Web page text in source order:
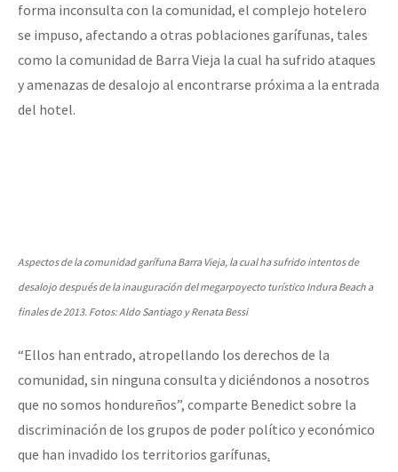
forma inconsulta con la comunidad, el complejo hotelero
se impuso, afectando a otras poblaciones garífunas, tales
como la comunidad de Barra Vieja la cual ha sufrido ataques
y amenazas de desalojo al encontrarse próxima a la entrada
del hotel.
Aspectos de la comunidad garífuna Barra Vieja, la cual ha sufrido intentos de
desalojo después de la inauguración del megarpoyecto turístico Indura Beach a
finales de 2013. Fotos: Aldo Santiago y Renata Bessi
“Ellos han entrado, atropellando los derechos de la
comunidad, sin ninguna consulta y diciéndonos a nosotros
que no somos hondureños”, comparte Benedict sobre la
discriminación de los grupos de poder político y económico
que han invadido los territorios garífunas.